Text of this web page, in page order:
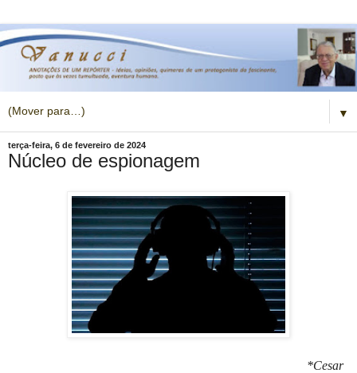
▼
terça-feira, 6 de fevereiro de 2024
Núcleo de espionagem
*Cesar